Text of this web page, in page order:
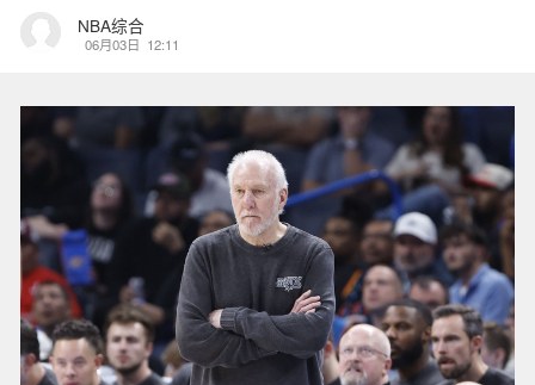
NBA综合
06月03日 12:11